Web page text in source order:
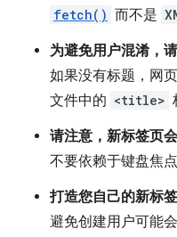
fetch() 而不是
为避免用户混淆，
如果没有标题，网
文件中的 <title>
请注意，新标签页
不要依赖于键盘焦
打造您自己的新标签
避免创建用户可能